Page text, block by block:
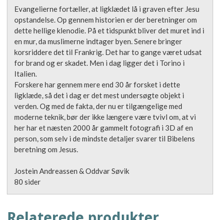
Evangelierne fortæller, at ligklædet lå i graven efter Jesu
opstandelse. Op gennem historien er der beretninger om
dette hellige klenodie. På et tidspunkt bliver det muret ind i
en mur, da muslimerne indtager byen. Senere bringer
korsriddere det til Frankrig. Det har to gange været udsat
for brand og er skadet. Men i dag ligger det i Torino i
Italien.
Forskere har gennem mere end 30 år forsket i dette
ligklæde, så det i dag er det mest undersøgte objekt i
verden. Og med de fakta, der nu er tilgængelige med
moderne teknik, bør der ikke længere være tvivl om, at vi
her har et næsten 2000 år gammelt fotografi i 3D af en
person, som selv i de mindste detaljer svarer til Bibelens
beretning om Jesus.
Jostein Andreassen & Oddvar Søvik
80 sider